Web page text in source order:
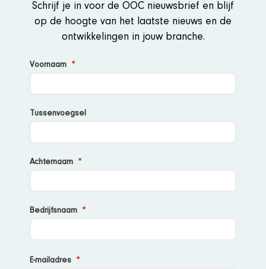
Schrijf je in voor de OOC nieuwsbrief en blijf
op de hoogte van het laatste nieuws en de
ontwikkelingen in jouw branche.
Voornaam
Tussenvoegsel
Achternaam
Bedrijfsnaam
E-mailadres